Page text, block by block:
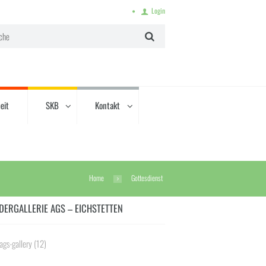
Login
SKB Kontakt
Home Gottesdienst
AGS – EICHSTETTEN
ags-gallery (12)